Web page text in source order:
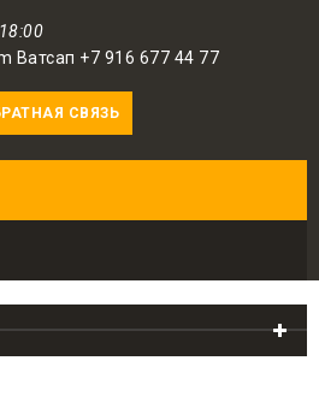
Ватсап +7 916 677 44 77
СВЯЗЬ